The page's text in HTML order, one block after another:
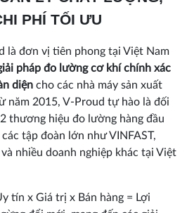
PHÍ TỐI ƯU
là đơn vị tiên phong tại Việt Nam
pháp đo lường cơ khí chính xác
diện cho các nhà máy sản xuất
năm 2015, V-Proud tự hào là đối
thương hiệu đo lường hàng đầu
tập đoàn lớn như VINFAST,
nhiều doanh nghiệp khác tại Việt
tín x Giá trị x Bán hàng = Lợi